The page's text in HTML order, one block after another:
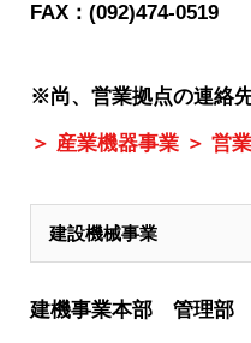
FAX：(092)474-0519
※尚、営業拠点の連絡先
＞ 産業機器事業 ＞ 営
建設機械事業
建機事業本部 管理部